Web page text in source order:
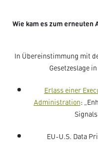
Wie kam es zum erneuten
In Übereinstimmung mit
Gesetzeslage
Erlass einer
Administration:
EU-U.S. Data